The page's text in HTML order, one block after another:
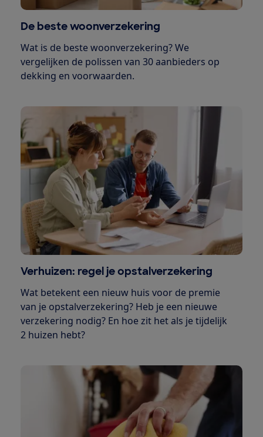
De beste woonverzekering
Wat is de beste woonverzekering? We
vergelijken de polissen van 30 aanbieders op
dekking en voorwaarden.
Verhuizen: regel je opstalverzekering
Wat betekent een nieuw huis voor de premie
van je opstalverzekering? Heb je een nieuwe
verzekering nodig? En hoe zit het als je tijdelijk
2 huizen hebt?